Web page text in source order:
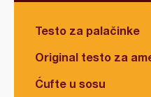
Testo za palačinke
Original testo za
Ćufte u sosu